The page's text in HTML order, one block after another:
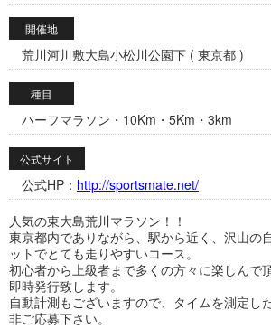
開催地
荒川河川敷大島小松川公園下 ( 東京都 )
種目
ハーフマラソン・10Km・5Km・3km
公式サイト
公式HP： http://sportsmate.net/
人気の東大島荒川マラソン！！
東京都内でありながら、駅から近く、沢山の
ットでとても走りやすいコース。
初心者から上級者まで多くの方々に楽しんで
即時発行致します。
自動計測もございますので、タイムを測定し
非ご応募下さい。